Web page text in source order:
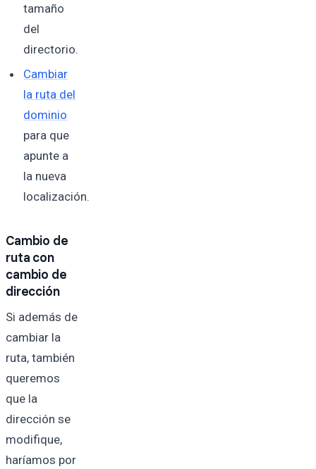
tamaño
del
directorio.
Cambiar
la ruta del
dominio
para que
apunte a
la nueva
localización.
Cambio de
ruta con
cambio de
dirección
Si además de
cambiar la
ruta, también
queremos
que la
dirección se
modifique,
haríamos por